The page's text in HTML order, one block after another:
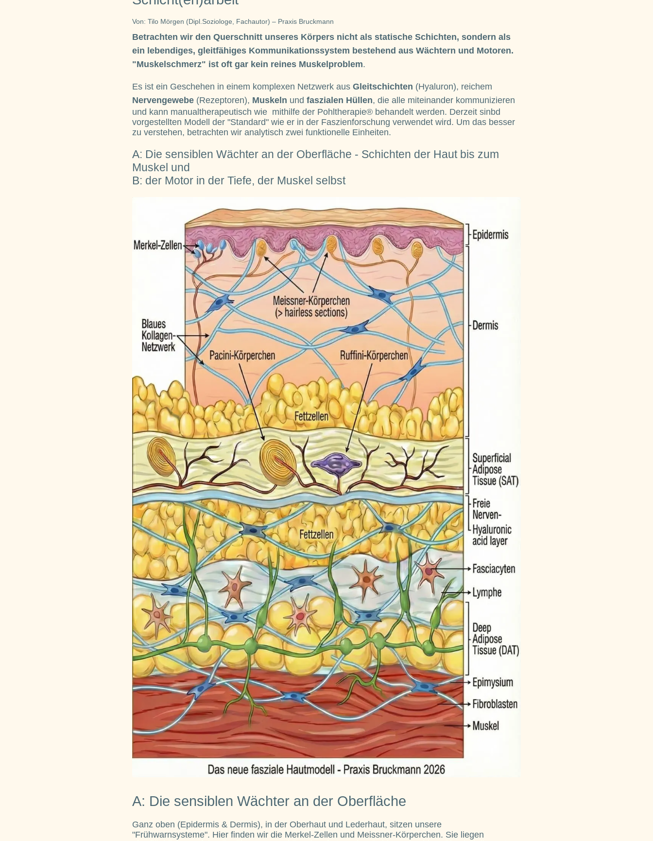
Von: Tilo Mörgen (Dipl.Soziologe, Fachautor) – Praxis Bruckmann
Betrachten wir den Querschnitt unseres Körpers nicht als statische Schichten, sondern als
ein lebendiges, gleitfähiges Kommunikationssystem bestehend aus Wächtern und Motoren.
"Muskelschmerz" ist oft gar kein reines Muskelproblem.
Es ist ein Geschehen in einem komplexen Netzwerk aus Gleitschichten (Hyaluron), reichem
Nervengewebe (Rezeptoren), Muskeln und faszialen Hüllen, die alle miteinander kommunizieren
und kann manualtherapeutisch wie mithilfe der Pohltherapie® behandelt werden. Derzeit sinbd
vorgestellten Modell der "Standard" wie er in der Faszienforschung verwendet wird. Um das besser
zu verstehen, betrachten wir analytisch zwei funktionelle Einheiten.
A: Die sensiblen Wächter an der Oberfläche - Schichten der Haut bis zum
Muskel und
B: der Motor in der Tiefe, der Muskel selbst
A: Die sensiblen Wächter an der Oberfläche
Ganz oben (Epidermis & Dermis), in der Oberhaut und Lederhaut, sitzen unsere
"Frühwarnsysteme". Hier finden wir die Merkel-Zellen und Meissner-Körperchen. Sie liegen